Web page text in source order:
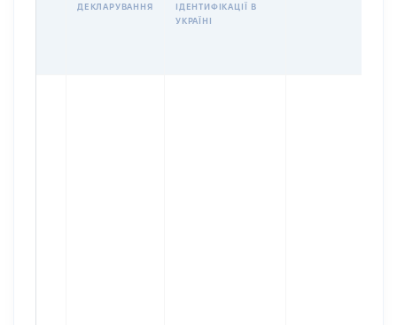
ДЕКЛАРУВАННЯ
ІДЕНТИФІКАЦІЇ В
УКРАЇНІ